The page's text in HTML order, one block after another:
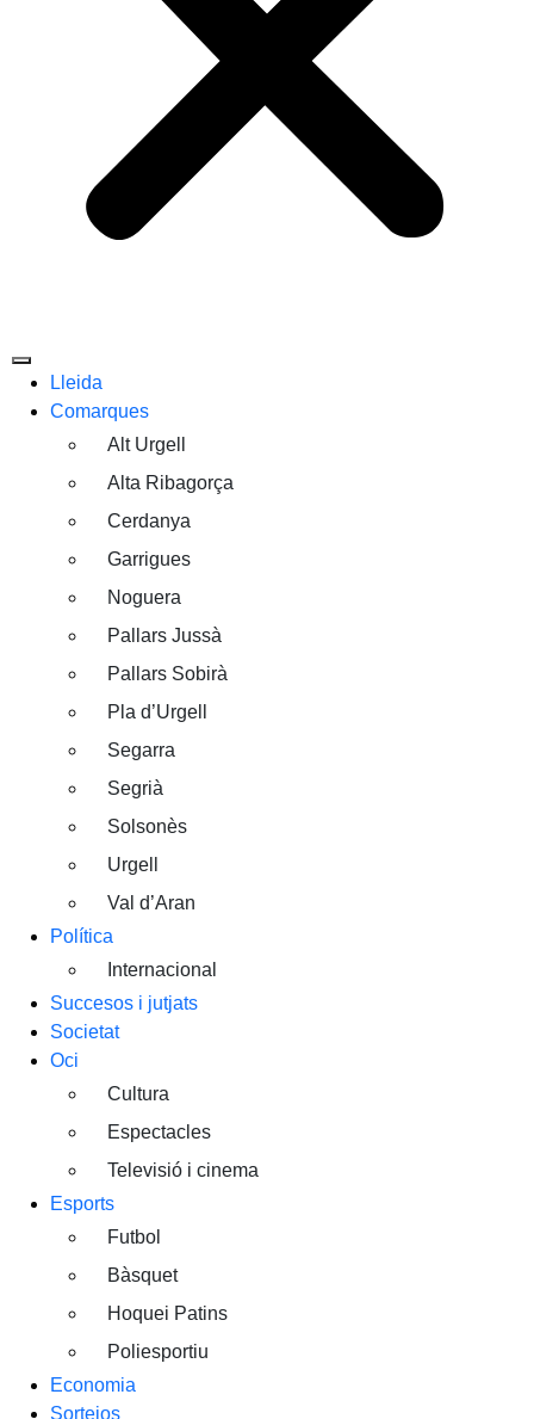
Lleida
Comarques
Alt Urgell
Alta Ribagorça
Cerdanya
Garrigues
Noguera
Pallars Jussà
Pallars Sobirà
Pla d’Urgell
Segarra
Segrià
Solsonès
Urgell
Val d’Aran
Política
Internacional
Succesos i jutjats
Societat
Oci
Cultura
Espectacles
Televisió i cinema
Esports
Futbol
Bàsquet
Hoquei Patins
Poliesportiu
Economia
Sortejos